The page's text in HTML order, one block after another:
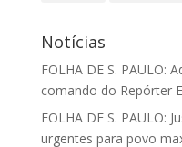
Notícias
FOLHA DE S. PAULO:
comando do Repórter
FOLHA DE S. PAULO:
urgentes para povo